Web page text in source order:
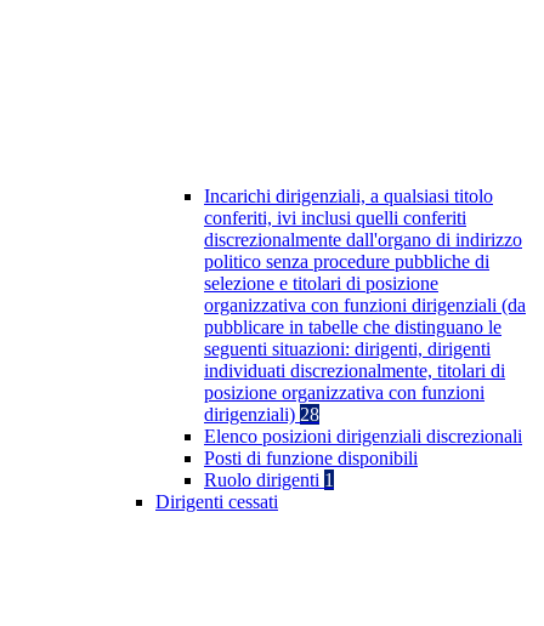
Incarichi dirigenziali, a qualsiasi titolo
conferiti, ivi inclusi quelli conferiti
discrezionalmente dall'organo di indirizzo
politico senza procedure pubbliche di
selezione e titolari di posizione
organizzativa con funzioni dirigenziali (da
pubblicare in tabelle che distinguano le
seguenti situazioni: dirigenti, dirigenti
individuati discrezionalmente, titolari di
posizione organizzativa con funzioni
dirigenziali) 28
Elenco posizioni dirigenziali discrezionali
Posti di funzione disponibili
Ruolo dirigenti 1
Dirigenti cessati